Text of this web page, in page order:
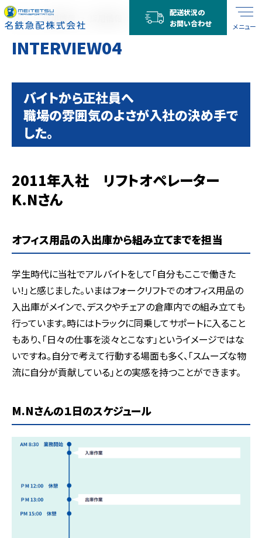
メニュー
配送状況の
お問い合わせ
TOP 採用情報 INTERVIEW04
INTERVIEW04
バイトから正社員へ
職場の雰囲気のよさが入社の決め手で
した。
2011年入社 リフトオペレーター
K.Nさん
オフィス用品の入出庫から組み立てまでを担当
学生時代に当社でアルバイトをして「自分もここで働きた
い!」と感じました。いまはフォークリフトでのオフィス用品の
入出庫がメインで、デスクやチェアの倉庫内での組み立ても
行っています。時にはトラックに同乗してサポートに入ること
もあり、「日々の仕事を淡々とこなす」というイメージではな
いですね。自分で考えて行動する場面も多く、「スムーズな物
流に自分が貢献している」との実感を持つことができます。
M.Nさんの１日のスケジュール